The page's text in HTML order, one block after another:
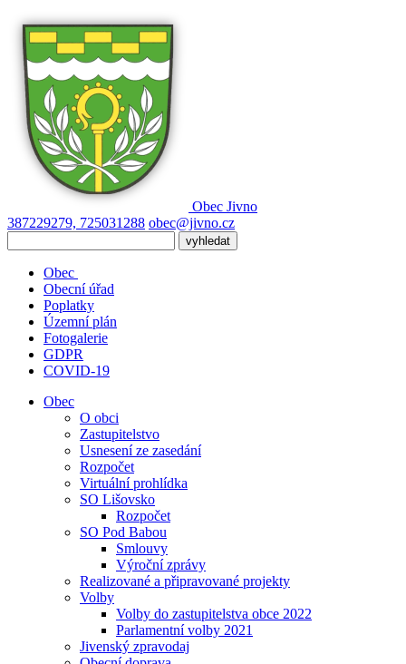
Obec Jivno
387229279, 725031288 obec@jivno.cz
Obec
Obecní úřad
Poplatky
Územní plán
Fotogalerie
GDPR
COVID-19
Obec
O obci
Zastupitelstvo
Usnesení ze zasedání
Rozpočet
Virtuální prohlídka
SO Lišovsko
Rozpočet
SO Pod Babou
Smlouvy
Výroční zprávy
Realizované a připravované projekty
Volby
Volby do zastupitelstva obce 2022
Parlamentní volby 2021
Jivenský zpravodaj